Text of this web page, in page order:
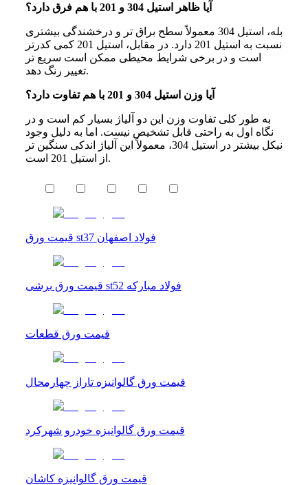
آیا ظاهر استیل 304 و 201 با هم فرق دارد؟
بله، استیل 304 معمولاً سطح براق‌ تر و درخشندگی بیشتری
نسبت به استیل 201 دارد. در مقابل، استیل 201 کمی کدرتر
است و در برخی شرایط محیطی ممکن است سریع‌ تر
تغییر رنگ دهد.
آیا وزن استیل 304 و 201 با هم تفاوت دارد؟
به طور کلی تفاوت وزن این دو آلیاژ بسیار کم است و در
نگاه اول به راحتی قابل تشخیص نیست. اما به دلیل وجود
نیکل بیشتر در استیل 304، معمولاً این آلیاژ اندکی سنگین‌ تر
از استیل 201 است.
قیمت ورق st37 فولاد اصفهان
قیمت ورق برشی st52 فولاد مبارکه
قیمت ورق قطعات
قیمت ورق گالوانیزه تاراز چهارمحال
قیمت ورق گالوانیزه خودرو شهرکرد
قیمت ورق گالوانیزه کاشان